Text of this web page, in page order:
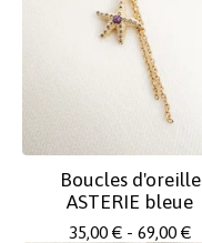
Boucles d'oreille
ASTERIE bleue
35,00 € - 69,00 €